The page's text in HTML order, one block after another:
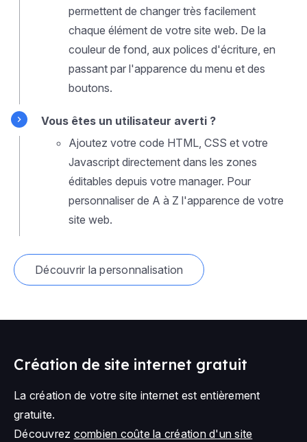
permettent de changer très facilement
chaque élément de votre site web. De la
couleur de fond, aux polices d'écriture, en
passant par l'apparence du menu et des
boutons.
Vous êtes un utilisateur averti ?
Ajoutez votre code HTML, CSS et votre
Javascript directement dans les zones
éditables depuis votre manager. Pour
personnaliser de A à Z l'apparence de votre
site web.
Découvrir la personnalisation
Création de site internet gratuit
La création de votre site internet est entièrement
gratuite.
Découvrez combien coûte la création d'un site